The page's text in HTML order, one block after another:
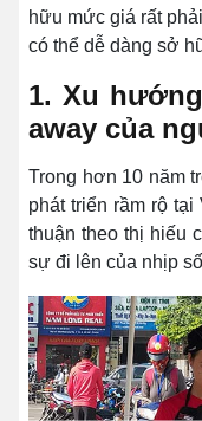
hữu mức giá rất
có thể dễ dàng sở
1. Xu
away của
Trong hơn 10 năm
phát triển rầm rộ
thuận theo thị hiếu
sự đi lên của nhịp